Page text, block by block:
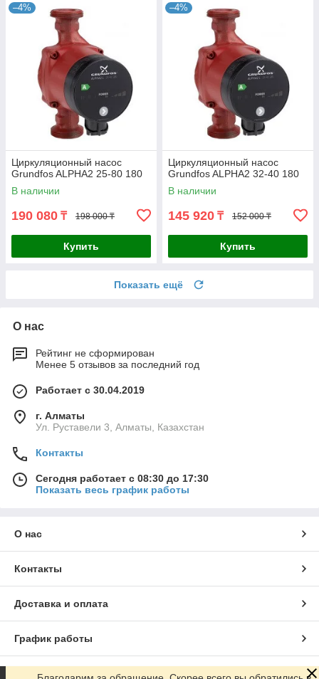
–4%
Циркуляционный насос
Grundfos ALPHA2 25-80 180
В наличии
190 080 ₸ 198 000 ₸
Купить
–4%
Циркуляционный насос
Grundfos ALPHA2 32-40 180
В наличии
145 920 ₸ 152 000 ₸
Купить
Показать ещё
О нас
Рейтинг не сформирован
Менее 5 отзывов за последний год
Работает с 30.04.2019
г. Алматы
Ул. Руставели 3, Алматы, Казахстан
Контакты
Сегодня работает с 08:30 до 17:30
Показать весь график работы
О нас
Контакты
Доставка и оплата
График работы
Полная версия сайта